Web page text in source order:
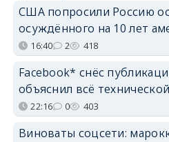
США попросили Россию
осуждённого на 10 лет
16:40 2 418
Facebook* снёс
объяснил всё
22:16 0 403
Виноваты соцсети: